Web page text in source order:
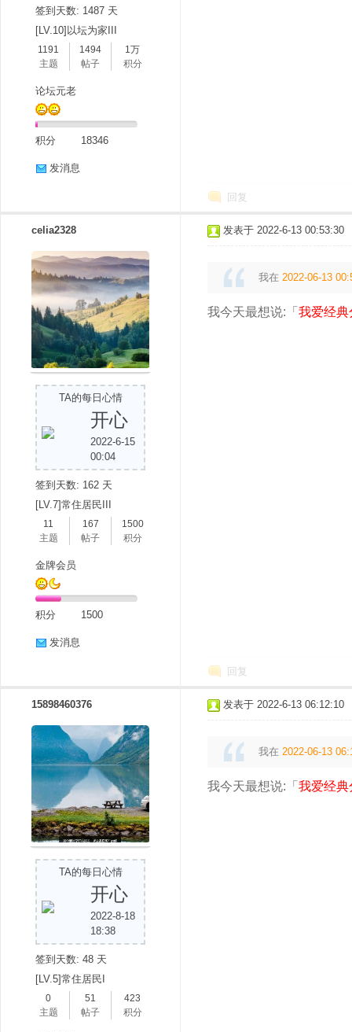
签到天数: 1487 天
[LV.10]以坛为家III
1191
主题
1494
帖子
1万
积分
论坛元老
积分 18346
发消息
回复
celia2328
TA的每日心情
开心
2022-6-15
00:04
签到天数: 162 天
[LV.7]常住居民III
11
主题
167
帖子
1500
积分
金牌会员
积分 1500
发消息
发表于 2022-6-13 00:53:30
我在 2022-06-13
我今天最想说:「 我爱经典
回复
15898460376
TA的每日心情
开心
2022-8-18
18:38
签到天数: 48 天
[LV.5]常住居民I
0
主题
51
帖子
423
积分
发表于 2022-6-13 06:12:10
我在 2022-06-13
我今天最想说:「 我爱经典